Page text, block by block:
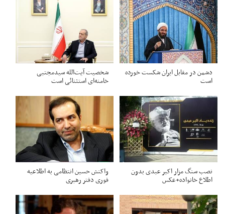
دشمن در مقابل ایران شکست خورده
است
شخصیت آیت‌الله سیدمجتبی
خامنه‌ای استثنائی است
نصب سنگ مزار اکبر عبدی بدون
اطلاع خانواده+عکس
واکنش حسین انتظامی به اطلاعیه
فوری دفتر رهبری